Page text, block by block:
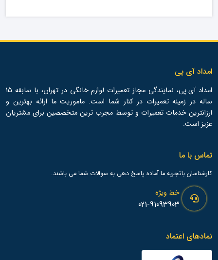
امداد آی پی
امداد آی.پی، نمایندگی مجاز تعمیرات لوازم خانگی در تهران، با سابقه 15
ساله در زمینه تعمیرات در کنار شما است. ماموریت ما ارائه بهترین و
ارزانترین خدمات تعمیرات و توسط مجرب ترین متخصصین برای مشتریان
عزیز است.
تماس با ما
کارشناسان باتجربه ما آماده پاسخ دهی به سوالات شما می باشند.
خط ویژه
021-91093903
نمادهای اعتماد